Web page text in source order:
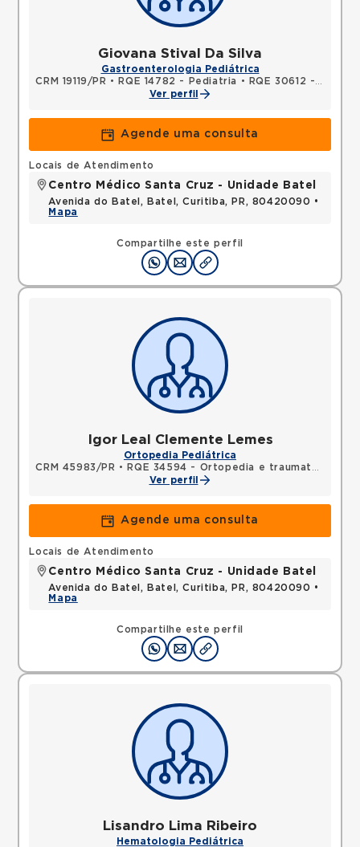
Giovana Stival Da Silva
Gastroenterologia Pediátrica
CRM 19119/PR • RQE 14782 - Pediatria •
RQE 30612 - Endoscopia
Ver perfil
Agende uma consulta
Compartilhe este perfil
Locais de Atendimento
Centro Médico Santa Cruz - Unidade Batel
Avenida do Batel, Batel, Curitiba, PR, 80420090 •
Mapa
Igor Leal Clemente Lemes
Ortopedia Pediátrica
CRM 45983/PR •
RQE 34594 - Ortopedia e traumatologia
Ver perfil
Agende uma consulta
Compartilhe este perfil
Locais de Atendimento
Centro Médico Santa Cruz - Unidade Batel
Avenida do Batel, Batel, Curitiba, PR, 80420090 •
Mapa
Lisandro Lima Ribeiro
Hematologia Pediátrica